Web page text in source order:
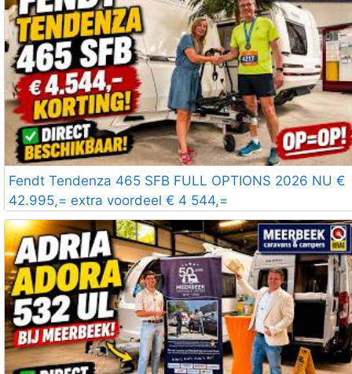
Fendt Tendenza 465 SFB FULL OPTIONS 2026 NU €
42.995,= extra voordeel € 4 544,=